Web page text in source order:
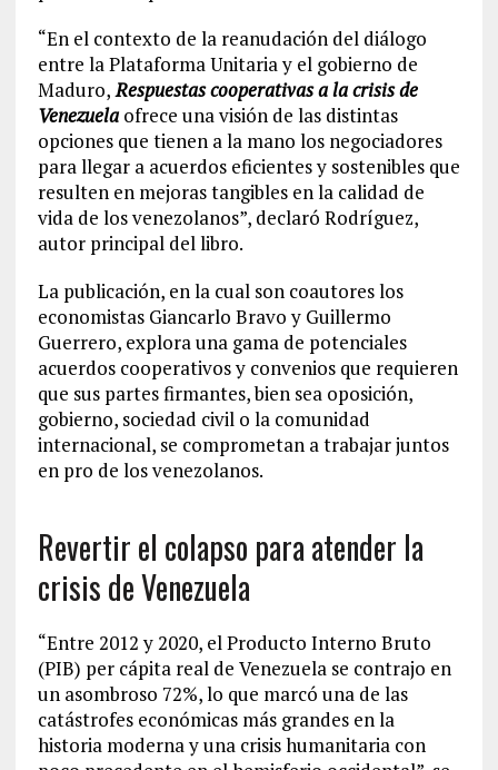
“En el contexto de la reanudación del diálogo
entre la Plataforma Unitaria y el gobierno de
Maduro,Respuestas cooperativas a la crisis de
Venezuelaofrece una visión de las distintas
opciones que tienen a la mano los negociadores
para llegar a acuerdos eficientes y sostenibles que
resulten en mejoras tangibles en la calidad de
vida de los venezolanos”, declaró Rodríguez,
autor principal del libro.
La publicación, en la cual son coautores los
economistas Giancarlo Bravo y Guillermo
Guerrero, explora una gama de potenciales
acuerdos cooperativos y convenios que requieren
que sus partes firmantes, bien sea oposición,
gobierno, sociedad civil o la comunidad
internacional, se comprometan a trabajar juntos
en pro de los venezolanos.
Revertir el colapso para atender la
crisis de Venezuela
“Entre 2012 y 2020, el Producto Interno Bruto
(PIB) per cápita real de Venezuela se contrajo en
un asombroso 72%, lo que marcó una de las
catástrofes económicas más grandes en la
historia moderna y una crisis humanitaria con